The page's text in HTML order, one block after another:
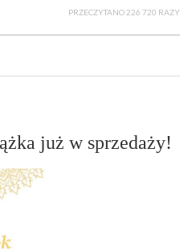
PRZECZYTANO 226 720 RAZY
już w sprzedaży!